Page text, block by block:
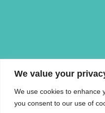
We value your
We use cookies to enhance
you consent to our use of